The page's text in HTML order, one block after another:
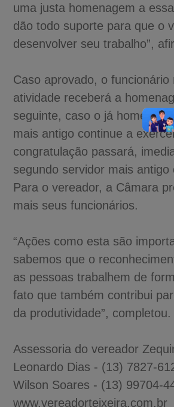
uma justa homenagem a
dão todo suporte para que o
desenvolver seu trabalho”,
Caso aprovado, o funcionário
atividade receberá a
seguinte, caso o já
mais antigo continue a
congratulação passará,
segundo servidor mais antigo
Para o vereador, a Câmara
mais seus funcionários.
“Ações como esta são
sabemos que o
as pessoas trabalhem de
fato que também contribui
da produtividade”, completou.
Assessoria do vereador
Leonardo Dias - (13) 7827-
Wilson Soares - (13) 99704-
www.vereadorteixeira.com.br